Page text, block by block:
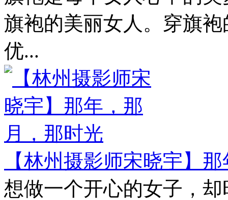
旗袍的美丽女人。穿旗
优...
【林州摄影师宋晓宇】
想做一个开心的女子，